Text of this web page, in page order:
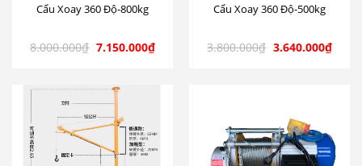
Cẩu Xoay 360 Độ-800kg
8.000.000₫ 7.150.000₫
Cẩu Xoay 360 Độ-500kg
3.800.000₫ 3.640.000₫